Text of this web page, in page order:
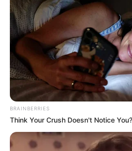
BRAINBERRIES
Think Your Crush Doesn't Notice